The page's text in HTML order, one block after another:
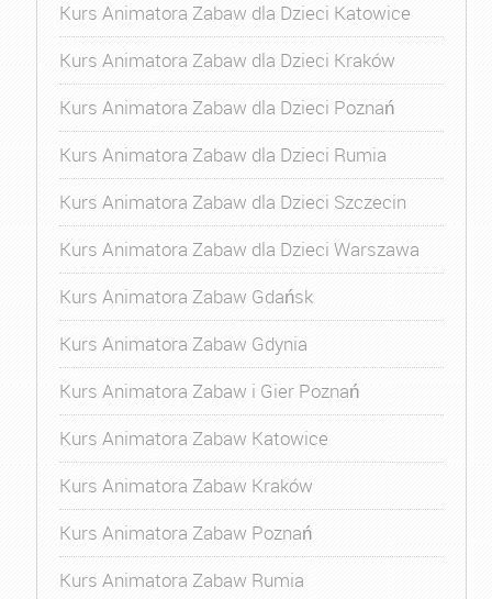
Kurs Animatora Zabaw dla Dzieci Katowice
Kurs Animatora Zabaw dla Dzieci Kraków
Kurs Animatora Zabaw dla Dzieci Poznań
Kurs Animatora Zabaw dla Dzieci Rumia
Kurs Animatora Zabaw dla Dzieci Szczecin
Kurs Animatora Zabaw dla Dzieci Warszawa
Kurs Animatora Zabaw Gdańsk
Kurs Animatora Zabaw Gdynia
Kurs Animatora Zabaw i Gier Poznań
Kurs Animatora Zabaw Katowice
Kurs Animatora Zabaw Kraków
Kurs Animatora Zabaw Poznań
Kurs Animatora Zabaw Rumia